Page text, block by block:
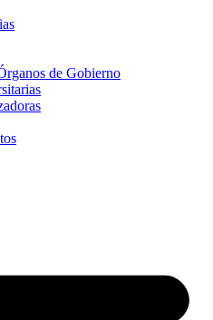
de Gobierno